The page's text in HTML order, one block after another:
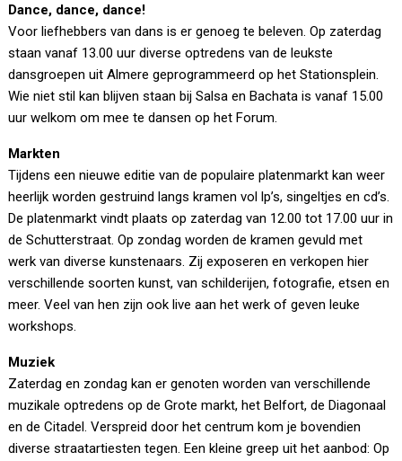
Dance, dance, dance!
Voor liefhebbers van dans is er genoeg te beleven. Op zaterdag
staan vanaf 13.00 uur diverse optredens van de leukste
dansgroepen uit Almere geprogrammeerd op het Stationsplein.
Wie niet stil kan blijven staan bij Salsa en Bachata is vanaf 15.00
uur welkom om mee te dansen op het Forum.
Markten
Tijdens een nieuwe editie van de populaire platenmarkt kan weer
heerlijk worden gestruind langs kramen vol lp’s, singeltjes en cd’s.
De platenmarkt vindt plaats op zaterdag van 12.00 tot 17.00 uur in
de Schutterstraat. Op zondag worden de kramen gevuld met
werk van diverse kunstenaars. Zij exposeren en verkopen hier
verschillende soorten kunst, van schilderijen, fotografie, etsen en
meer. Veel van hen zijn ook live aan het werk of geven leuke
workshops.
Muziek
Zaterdag en zondag kan er genoten worden van verschillende
muzikale optredens op de Grote markt, het Belfort, de Diagonaal
en de Citadel. Verspreid door het centrum kom je bovendien
diverse straatartiesten tegen. Een kleine greep uit het aanbod: Op